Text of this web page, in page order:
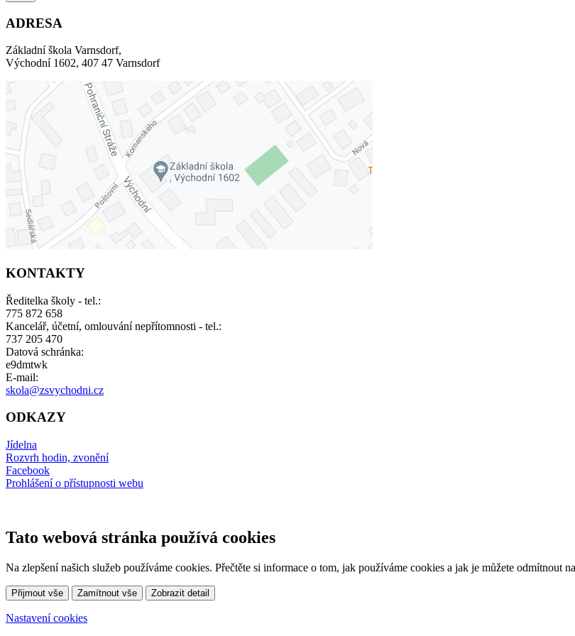
ADRESA
Základní škola Varnsdorf,
Východní 1602, 407 47 Varnsdorf
KONTAKTY
Ředitelka školy - tel.:
775 872 658
Kancelář, účetní, omlouvání nepřítomnosti - tel.:
737 205 470
Datová schránka:
e9dmtwk
E-mail:
skola@zsvychodni.cz
ODKAZY
Jídelna
Rozvrh hodin, zvonění
Facebook
Prohlášení o přístupnosti webu
Tato webová stránka používá cookies
Na zlepšení našich služeb používáme cookies. Přečtěte si informace o tom, jak používáme cookies a jak je můžete odmítnout
Přijmout vše Zamítnout vše Zobrazit detail
Nastavení cookies